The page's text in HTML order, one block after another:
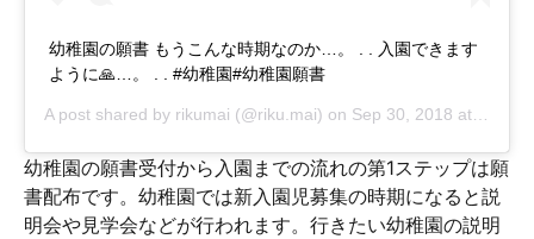
幼稚園の願書 もうこんな時期なのか…。 . . 入園できます
ように🙏…。 . . #幼稚園#幼稚園願書
A post shared by rikumai (@riku.mai) on Sep 30, 2018 at 8:00pm PDT
幼稚園の願書受付から入園までの流れの第1ステップは願
書配布です。幼稚園では新入園児募集の時期になると説
明会や見学会などが行われます。行きたい幼稚園の説明